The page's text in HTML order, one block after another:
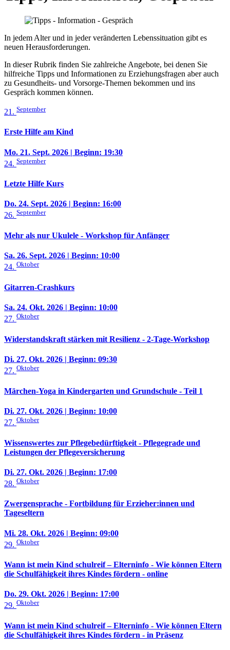
In jedem Alter und in jeder veränderten Lebenssituation gibt es
neuen Herausforderungen.
In dieser Rubrik finden Sie zahlreiche Angebote, bei denen Sie
hilfreiche Tipps und Informationen zu Erziehungsfragen aber auch
zu Gesundheits- und Vorsorge-Themen bekommen und ins
Gespräch kommen können.
21. September
Erste Hilfe am Kind
Mo. 21. Sept. 2026 | Beginn: 19:30
24. September
Letzte Hilfe Kurs
Do. 24. Sept. 2026
| Beginn: 16:00
26. September
Mehr als nur Ukulele - Workshop für Anfänger
Sa. 26. Sept. 2026 | Beginn: 10:00
24. Oktober
Gitarren-Crashkurs
Sa. 24. Okt. 2026 | Beginn: 10:00
27. Oktober
Widerstandskraft stärken mit Resilienz - 2-Tage-Workshop
Di. 27. Okt. 2026 | Beginn: 09:30
27. Oktober
Märchen-Yoga in Kindergarten und Grundschule - Teil 1
Di. 27. Okt. 2026 | Beginn: 10:00
27. Oktober
Wissenswertes zur Pflegebedürftigkeit - Pflegegrade und
Leistungen der Pflegeversicherung
Di. 27. Okt. 2026 | Beginn: 17:00
28. Oktober
Zwergensprache - Fortbildung für Erzieher:innen und
Tageseltern
Mi. 28. Okt. 2026 | Beginn: 09:00
29. Oktober
Wann ist mein Kind schulreif – Elterninfo - Wie können Eltern
die Schulfähigkeit ihres Kindes fördern - online
Do. 29. Okt. 2026
| Beginn: 17:00
29. Oktober
Wann ist mein Kind schulreif – Elterninfo - Wie können Eltern
die Schulfähigkeit ihres Kindes fördern - in Präsenz